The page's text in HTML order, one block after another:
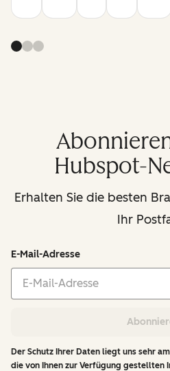
Hubspot-
Erhalten Sie die besten
Ihr
E-Mail-Adresse
Der Schutz Ihrer Daten liegt uns sehr
die von Ihnen zur Verfügung gestellten